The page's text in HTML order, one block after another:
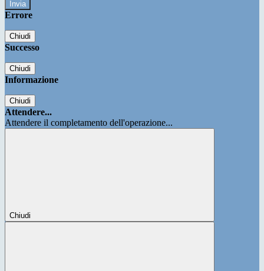
Errore
Chiudi
Successo
Chiudi
Informazione
Chiudi
Attendere...
Attendere il completamento dell'operazione...
Chiudi